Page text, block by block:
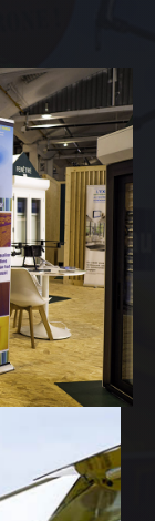
adipiscing elit.
pulvinar